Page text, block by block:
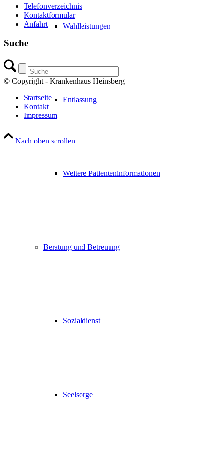
Wahlleistungen
Entlassung
Weitere Patienteninformationen
Beratung und Betreuung
Sozialdienst
Seelsorge
Telefonverzeichnis
Kontaktformular
Anfahrt
Suche
© Copyright - Krankenhaus Heinsberg
Startseite
Kontakt
Impressum
Nach oben scrollen